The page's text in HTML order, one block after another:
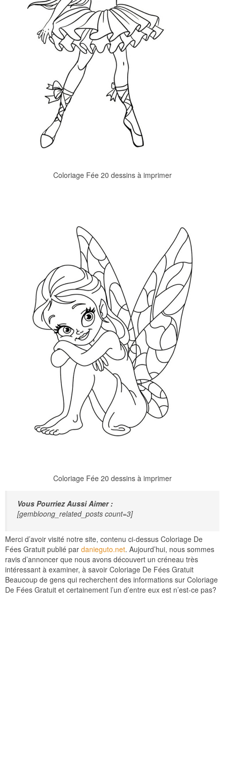
Coloriage Fée 20 dessins à imprimer
Coloriage Fée 20 dessins à imprimer
Vous Pourriez Aussi Aimer :
[gembloong_related_posts count=3]
Merci d’avoir visité notre site, contenu ci-dessus Coloriage De
Fées Gratuit publié par danieguto.net. Aujourd’hui, nous sommes
ravis d’annoncer que nous avons découvert un créneau très
intéressant à examiner, à savoir Coloriage De Fées Gratuit
Beaucoup de gens qui recherchent des informations sur Coloriage
De Fées Gratuit et certainement l’un d’entre eux est n’est-ce pas?